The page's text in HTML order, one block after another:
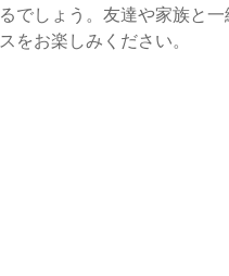
でしょう。友達や家族と
をお楽しみください。